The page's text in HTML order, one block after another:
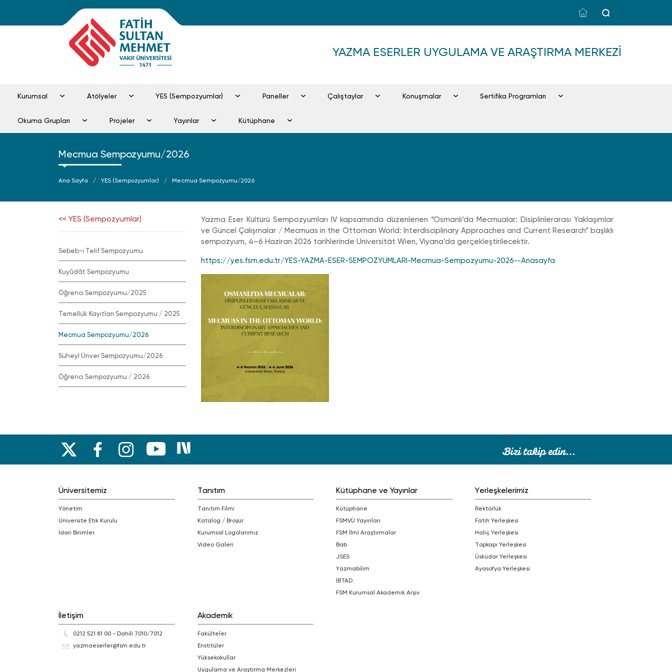
YAZMA ESERLER UYGULAMA VE ARAŞTIRMA MERKEZI
Kurumsal Atölyeler YES (Sempozyumlar) Paneller Çalıştaylar Konuşmalar Sertifika Programları
Okuma Grupları Projeler Yayınlar Kütüphane
Mecmua Sempozyumu/2026
Ana Sayfa YES (Sempozyumlar) Mecmua Sempozyumu/2026
<< YES (Sempozyumlar)
Sebeb-i Telif Sempozyumu
Kuyûdât Sempozyumu
Öğrenci Sempozyumu/2025
Temellük Kayıtları Sempozyumu / 2025
Mecmua Sempozyumu/2026
Süheyl Ünver Sempozyumu/2026
Öğrenci Sempozyumu / 2026
Yazma Eser Kültürü Sempozyumları IV kapsamında düzenlenen “Osmanlı’da Mecmualar: Disiplinlerarası Yaklaşımlar
ve Güncel Çalışmalar / Mecmuas in the Ottoman World: Interdisciplinary Approaches and Current Research” başlıklı
sempozyum, 4–6 Haziran 2026 tarihlerinde Universität Wien, Viyana’da gerçekleştirilecektir.
https://yes.fsm.edu.tr/YES-YAZMA-ESER-SEMPOZYUMLARI-Mecmua-Sempozyumu-2026--Anasayfa
Üniversitemiz
Yönetim
Üniversite Etik Kurulu
İdari Birimler
Tanıtım
Tanıtım Filmi
Katalog / Broşür
Kurumsal Logolarımız
Video Galeri
Kütüphane ve Yayınlar
Kütüphane
FSMVÜ Yayınları
FSM İlmî Araştırmalar
bab
JSES
Yazmabilim
İBTAD
FSM Kurumsal Akademik Arşiv
Yerleşkelerimiz
Rektörlük
Fatih Yerleşkesi
Haliç Yerleşkesi
Topkapı Yerleşkesi
Üsküdar Yerleşkesi
Ayasofya Yerleşkesi
İletişim
0212 521 81 00 - Dahili 7010/7012
yazmaeserler@fsm.edu.tr
Akademik
Fakülteler
Enstitüler
Yüksekokullar
Uygulama ve Araştırma Merkezleri